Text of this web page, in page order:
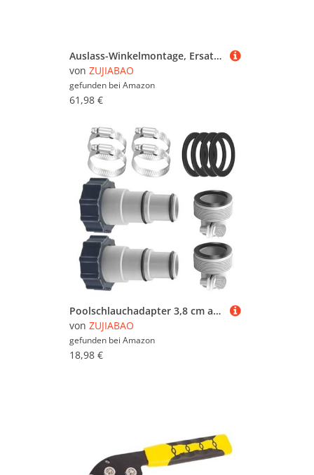
Auslass-Winkelmontage, Ersatz-Steckverbinder, Leckschutz und einfache Installation für DE4820-Filteranwendungen, industrielle Druckverschraubung
von ZUJIABAO
gefunden bei Amazon
61,98 €
Poolschlauchadapter 3,8 cm auf 3,2 cm Gewindeverbinder mit Klemmscheibe geeignet für Bodenpumpen Schläuche Zubehör Adapter
von ZUJIABAO
gefunden bei Amazon
18,98 €